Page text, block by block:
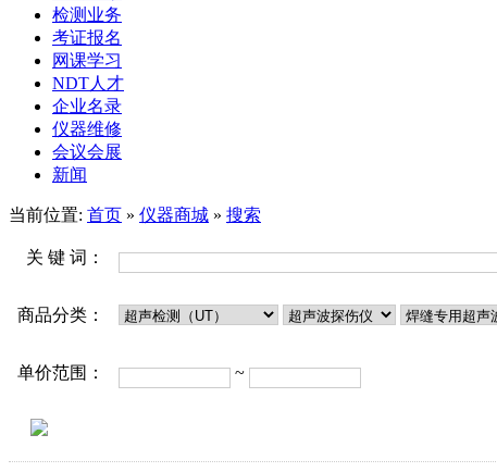
检测业务
考证报名
网课学习
NDT人才
企业名录
仪器维修
会议会展
新闻
当前位置: 首页 » 仪器商城 » 搜索
关 键 词：
商品分类：
单价范围： ~